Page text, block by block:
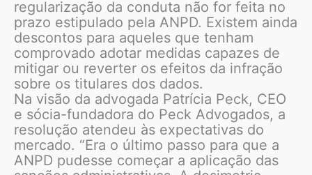
regularização da conduta não for feita no
prazo estipulado pela ANPD. Existem ainda
descontos para aqueles que tenham
comprovado adotar medidas capazes de
mitigar ou reverter os efeitos da infração
sobre os titulares dos dados.
Na visão da advogada Patrícia Peck, CEO
e sócia-fundadora do Peck Advogados, a
resolução atendeu às expectativas do
mercado. “Era o último passo para que a
ANPD pudesse começar a aplicação das